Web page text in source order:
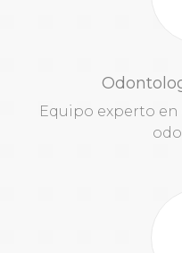
Equipo experto